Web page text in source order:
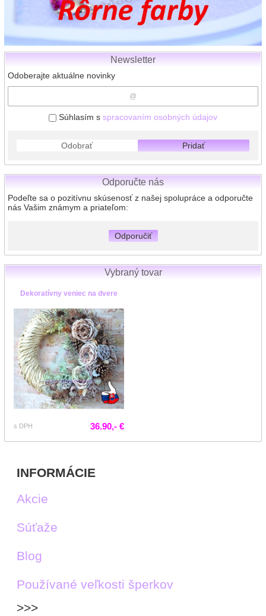
Newsletter
Odoberajte aktuálne novinky
Súhlasím s spracovaním osobných údajov
Odobrať Pridať
Odporučte nás
Podeľte sa o pozitívnu skúsenosť z našej spolupráce a odporučte
nás Vašim známym a priateľom:
Odporučiť
Vybraný tovar
Dekoratívny veniec na dvere
s DPH 36.90,- €
INFORMÁCIE
Akcie
Súťaže
Blog
Používané veľkosti šperkov
>>>